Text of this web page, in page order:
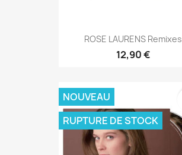
ROSE LAURENS Remixes
12,90 €
NOUVEAU
RUPTURE DE STOCK